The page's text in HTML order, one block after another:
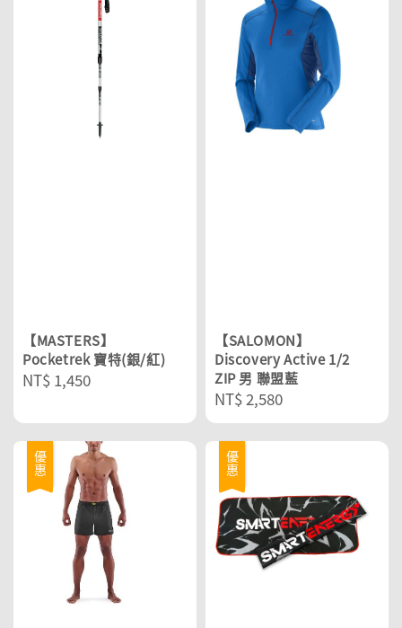
【MASTERS】
Pocketrek 寶特(銀/紅)
Regular
NT$ 1,450
【SALOMON】
Discovery Active 1/2
ZIP 男 聯盟藍
Regular
price
NT$ 2,580
優惠 優惠